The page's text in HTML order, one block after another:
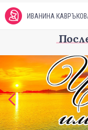
ИВАНИНА